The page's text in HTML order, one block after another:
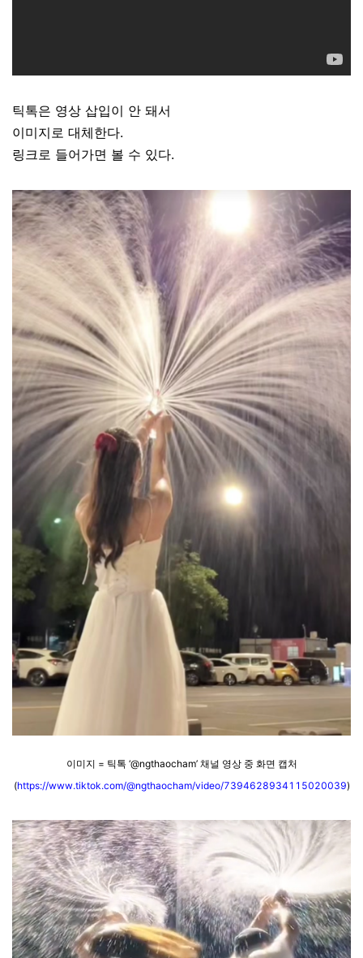
틱톡은 영상 삽입이 안 돼서
이미지로 대체한다.
링크로 들어가면 볼 수 있다.
이미지 = 틱톡 ‘@ngthaocham’ 채널 영상 중 화면 캡처
(https://www.tiktok.com/@ngthaocham/video/7394628934115020039)